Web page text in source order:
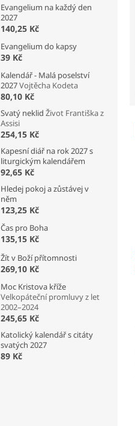
Evangelium na každý den
2027
140,25 Kč
Evangelium do kapsy
39 Kč
Kalendář - Malá poselství
2027Vojtěcha Kodeta
80,10 Kč
Svatý neklid Život Františka z
Assisi
254,15 Kč
Kapesní diář na rok 2027 s
liturgickým kalendářem
92,65 Kč
Hledej pokoj a zůstávej v
něm
123,25 Kč
Čas pro Boha
135,15 Kč
Žít v Boží přítomnosti
269,10 Kč
Moc Kristova kříže
Velkopáteční promluvy z let
2002–2024
245,65 Kč
Katolický kalendář s citáty
svatých 2027
89 Kč